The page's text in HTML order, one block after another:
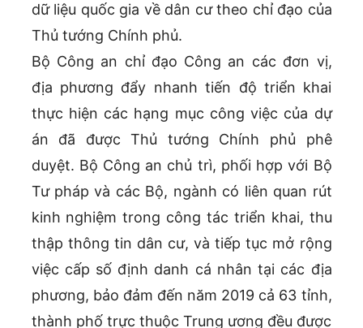
dữ liệu quốc gia về dân cư theo chỉ đạo của
Thủ tướng Chính phủ.
Bộ Công an chỉ đạo Công an các đơn vị,
địa phương đẩy nhanh tiến độ triển khai
thực hiện các hạng mục công việc của dự
án đã được Thủ tướng Chính phủ phê
duyệt. Bộ Công an chủ trì, phối hợp với Bộ
Tư pháp và các Bộ, ngành có liên quan rút
kinh nghiệm trong công tác triển khai, thu
thập thông tin dân cư, và tiếp tục mở rộng
việc cấp số định danh cá nhân tại các địa
phương, bảo đảm đến năm 2019 cả 63 tỉnh,
thành phố trực thuộc Trung ương đều được